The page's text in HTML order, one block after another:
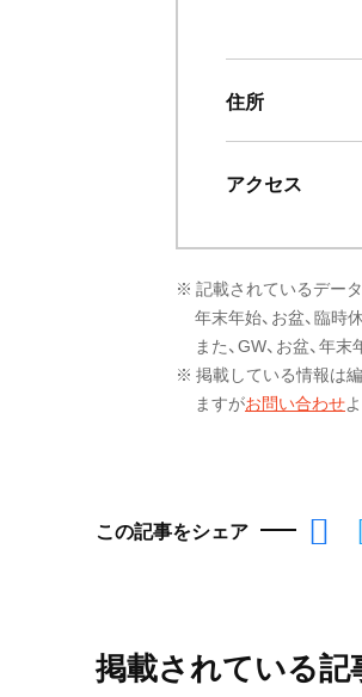
住所
アクセス
※ 記載されているデー
年末年始、お盆、臨時
また、GW、お盆、年
※ 掲載している情報は
ますがお問い合わせ
この記事をシェア
掲載されている記